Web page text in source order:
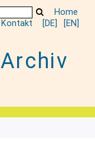
Home
Kontakt [DE] [EN]